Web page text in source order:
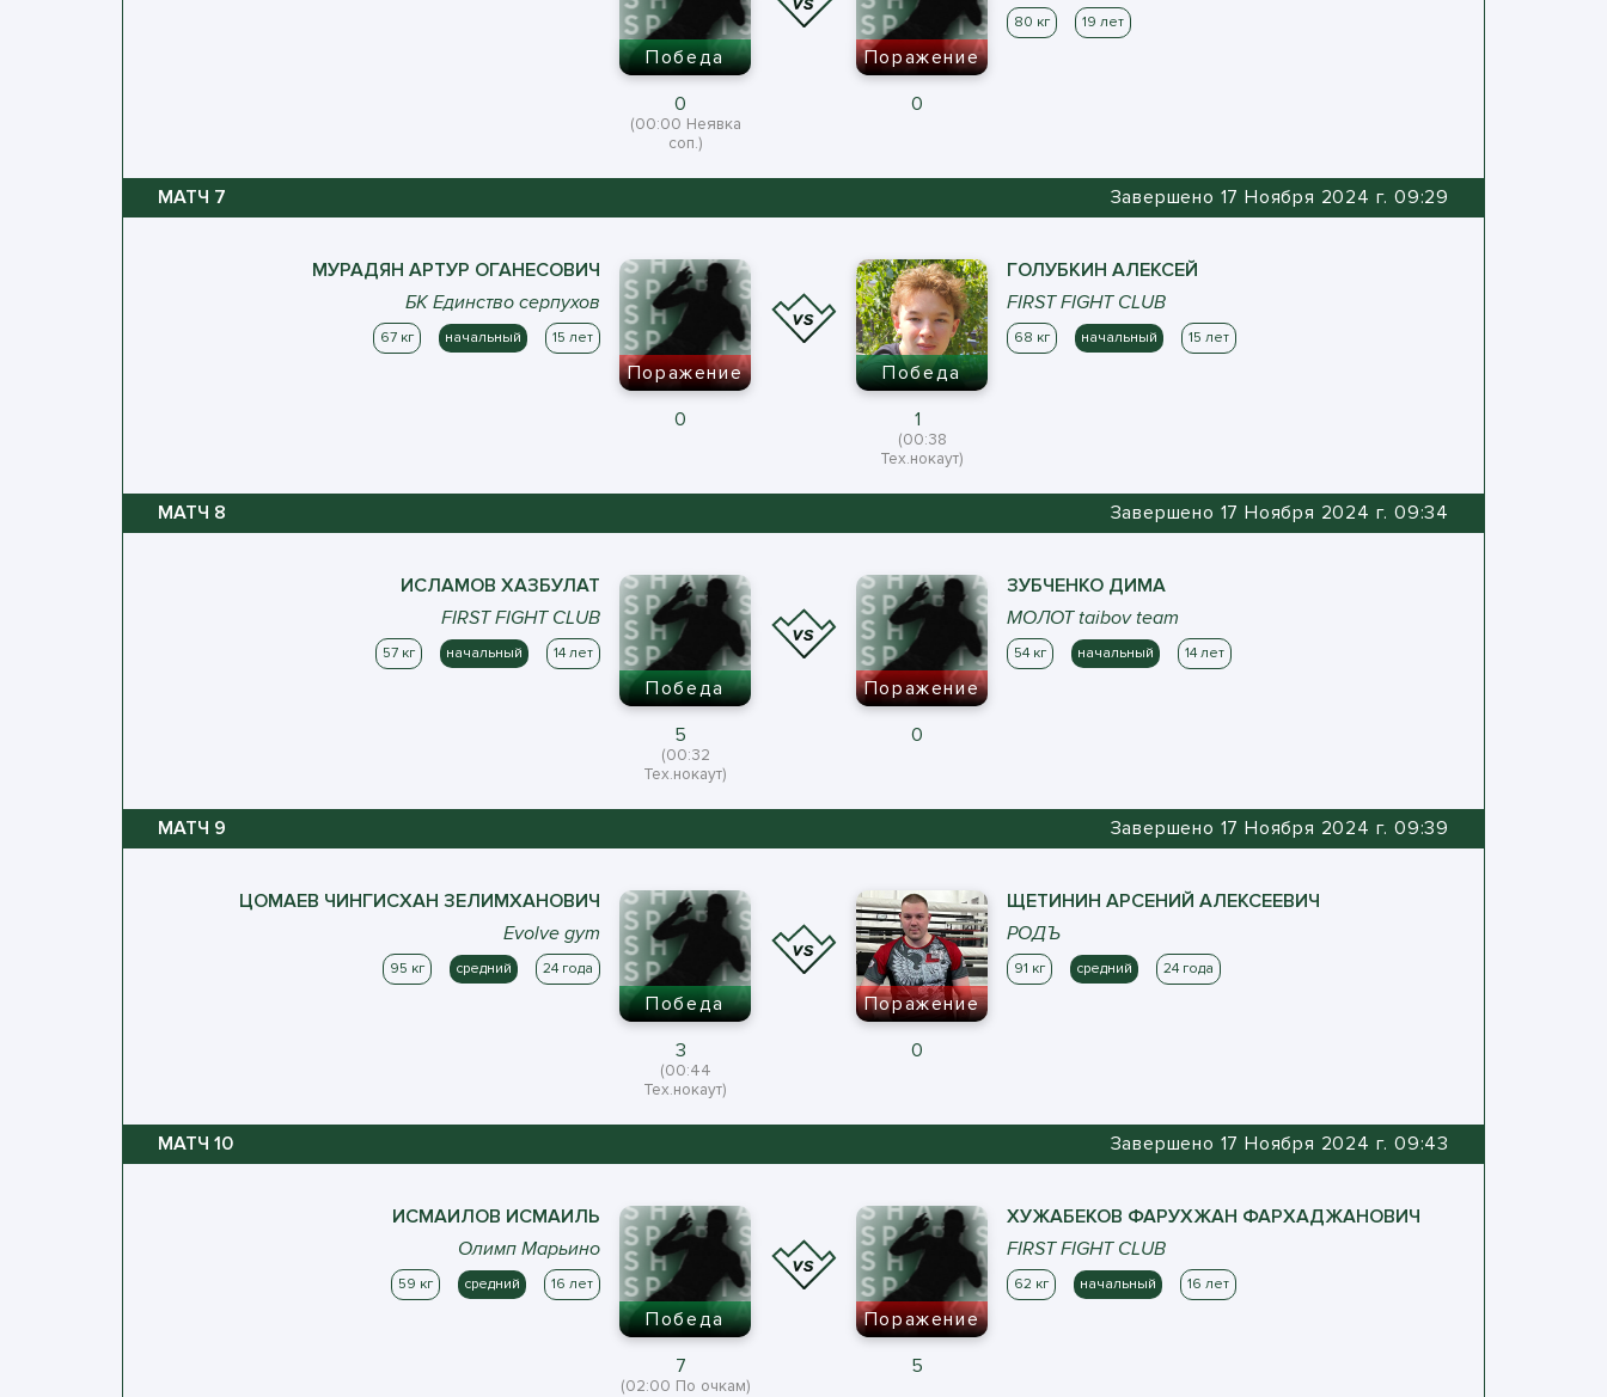
Победа
0
(00:00 Неявка
соп.)
Поражение
0
80 кг 19 лет
МАТЧ 7 Завершено 17 Ноября 2024 г. 09:29
Поражение
0
МУРАДЯН АРТУР ОГАНЕСОВИЧ
БК Единство серпухов
67 кг начальный 15 лет
Победа
1
(00:38
Тех.нокаут)
ГОЛУБКИН АЛЕКСЕЙ
FIRST FIGHT CLUB
68 кг начальный 15 лет
МАТЧ 8 Завершено 17 Ноября 2024 г. 09:34
Победа
5
(00:32
Тех.нокаут)
ИСЛАМОВ ХАЗБУЛАТ
FIRST FIGHT CLUB
57 кг начальный 14 лет
Поражение
0
ЗУБЧЕНКО ДИМА
МОЛОТ taibov team
54 кг начальный 14 лет
МАТЧ 9 Завершено 17 Ноября 2024 г. 09:39
Победа
3
(00:44
Тех.нокаут)
ЦОМАЕВ ЧИНГИСХАН ЗЕЛИМХАНОВИЧ
Evolve gym
95 кг средний 24 года
Поражение
0
ЩЕТИНИН АРСЕНИЙ АЛЕКСЕЕВИЧ
РОДЪ
91 кг средний 24 года
МАТЧ 10 Завершено 17 Ноября 2024 г. 09:43
Победа
7
(02:00 По очкам)
ИСМАИЛОВ ИСМАИЛЬ
Олимп Марьино
59 кг средний 16 лет
Поражение
5
ХУЖАБЕКОВ ФАРУХЖАН ФАРХАДЖАНОВИЧ
FIRST FIGHT CLUB
62 кг начальный 16 лет